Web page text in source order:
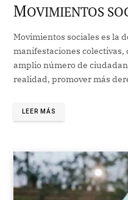
MOVIMIENTOS
Movimientos sociales es la
manifestaciones
amplio número de
realidad, promover más
LEER MÁS